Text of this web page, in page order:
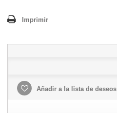
Imprimir
Añadir a la lista de deseos